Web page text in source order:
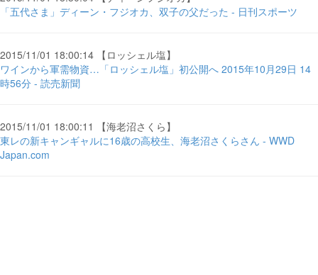
「五代さま」ディーン・フジオカ、双子の父だった - 日刊スポーツ
2015/11/01 18:00:14 【ロッシェル塩】
ワインから軍需物資…「ロッシェル塩」初公開へ 2015年10月29日 14
時56分 - 読売新聞
2015/11/01 18:00:11 【海老沼さくら】
東レの新キャンギャルに16歳の高校生、海老沼さくらさん - WWD
Japan.com